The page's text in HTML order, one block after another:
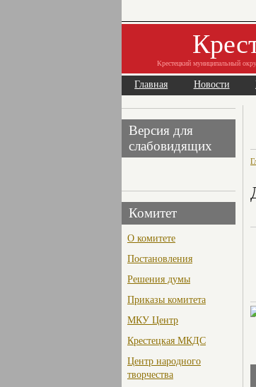
Крестецкий муниципальный
Главная Новости
Версия для
слабовидящих
Комитет
О комитете
Постановления
Решения думы
Приказы комитета
МКУ Центр
Крестецкая МКДС
Центр народного
творчества